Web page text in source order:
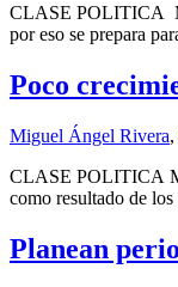
CLASE POLITICA
por eso se prepara
Poco
Miguel Ángel Rivera,
CLASE POLITICA
como resultado de
Planean